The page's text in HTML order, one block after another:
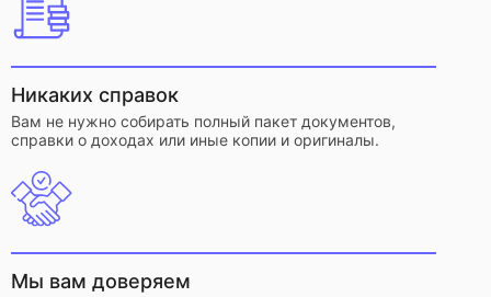
Никаких справок
Вам не нужно собирать полный пакет документов,
справки о доходах или иные копии и оригиналы.
Мы вам доверяем